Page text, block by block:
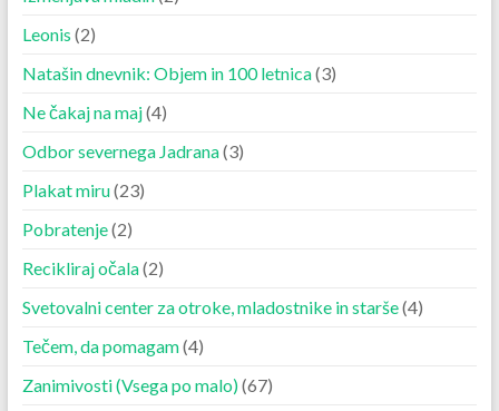
Leonis (2)
Natašin dnevnik: Objem in 100 letnica(3)
Ne čakaj na maj(4)
Odbor severnega Jadrana(3)
Plakat miru(23)
Pobratenje(2)
Recikliraj očala(2)
Svetovalni center za otroke, mladostnike in starše(4)
Tečem, da pomagam(4)
Zanimivosti (Vsega po malo)(67)